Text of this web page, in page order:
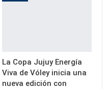
La Copa Jujuy Energía
Viva de Vóley inicia una
nueva edición con